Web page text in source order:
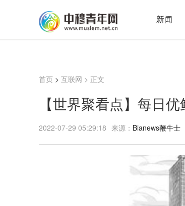
新闻
首页 > 互联网 > 正文
【世界聚看点】每日
2022-07-29 05:29:18 来源： Bianews鞭牛士